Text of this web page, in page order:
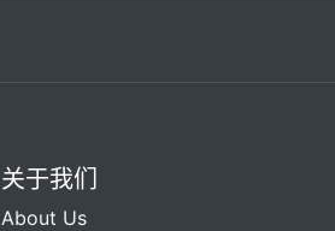
关于我们
About Us